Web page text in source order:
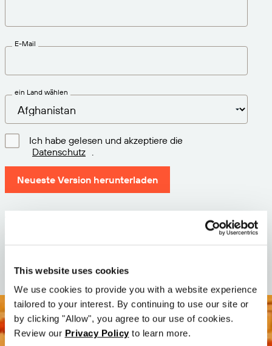
This website uses cookies
We use cookies to provide you with a website experience
tailored to your interest. By continuing to use our site or
by clicking "Allow", you agree to our use of cookies.
Review our Privacy Policy to learn more.
E-Mail
ein Land wählen
Ich habe gelesen und akzeptiere die
Datenschutz
Neueste Version herunterladen
Datum: 2026-05-05